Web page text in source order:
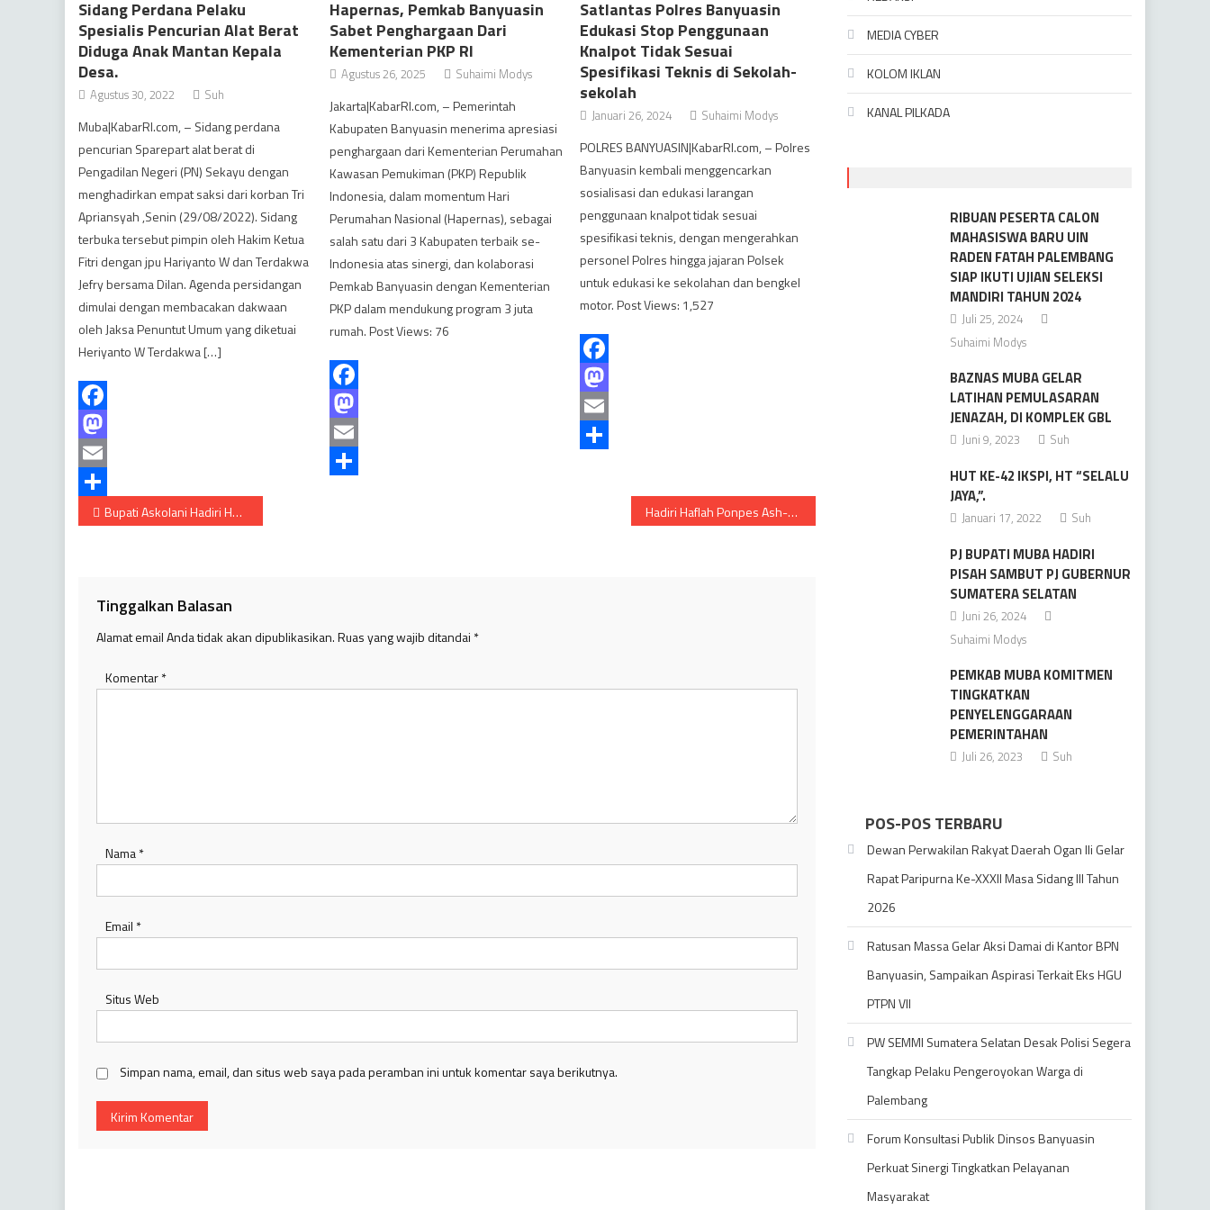
Sidang Perdana Pelaku
Spesialis Pencurian Alat Berat
Diduga Anak Mantan Kepala
Desa.
Agustus 30, 2022 Suh
Muba|KabarRI.com, – Sidang perdana
pencurian Sparepart alat berat di
Pengadilan Negeri (PN) Sekayu dengan
menghadirkan empat saksi dari korban Tri
Apriansyah ,Senin (29/08/2022). Sidang
terbuka tersebut pimpin oleh Hakim Ketua
Fitri dengan jpu Hariyanto W dan Terdakwa
Jefry bersama Dilan. Agenda persidangan
dimulai dengan membacakan dakwaan
oleh Jaksa Penuntut Umum yang diketuai
Heriyanto W Terdakwa […]
Facebook
Mastodon
Email
Share
Hapernas, Pemkab Banyuasin
Sabet Penghargaan Dari
Kementerian PKP RI
Agustus 26, 2025 Suhaimi Modys
Jakarta|KabarRI.com, – Pemerintah
Kabupaten Banyuasin menerima apresiasi
penghargaan dari Kementerian Perumahan
Kawasan Pemukiman (PKP) Republik
Indonesia, dalam momentum Hari
Perumahan Nasional (Hapernas), sebagai
salah satu dari 3 Kabupaten terbaik se-
Indonesia atas sinergi, dan kolaborasi
Pemkab Banyuasin dengan Kementerian
PKP dalam mendukung program 3 juta
rumah. Post Views: 76
Facebook
Mastodon
Email
Satlantas Polres Banyuasin
Edukasi Stop Penggunaan
Knalpot Tidak Sesuai
Spesifikasi Teknis di Sekolah-
sekolah
Januari 26, 2024 Suhaimi Modys
POLRES BANYUASIN|KabarRI.com, – Polres
Banyuasin kembali menggencarkan
sosialisasi dan edukasi larangan
penggunaan knalpot tidak sesuai
spesifikasi teknis, dengan mengerahkan
personel Polres hingga jajaran Polsek
untuk edukasi ke sekolahan dan bengkel
motor. Post Views: 1,527
Facebook
Mastodon
Email
Navigasi
Bupati Askolani Hadiri Haflah Akhirussanah Santri Pondok Pesantren Al-khoiriyah Hadiri Haflah Ponpes Ash-Shiddiqiyah ke 34, Camat Lawet Harap Santri Tingkatkan Jenjang Pendidikan
Tinggalkan Balasan
Alamat email Anda tidak akan dipublikasikan.Ruas yang wajib ditandai *
Komentar*
Nama*
Email *
Situs Web
Simpan nama, email, dan situs web saya pada peramban ini untuk komentar saya berikutnya.
MEDIA CYBER
KOLOM IKLAN
KANAL PILKADA
RIBUAN PESERTA CALON
MAHASISWA BARU UIN
RADEN FATAH PALEMBANG
SIAP IKUTI UJIAN SELEKSI
MANDIRI TAHUN 2024
Juli 25, 2024
Suhaimi Modys
BAZNAS MUBA GELAR
LATIHAN PEMULASARAN
JENAZAH, DI KOMPLEK GBL
Juni 9, 2023 Suh
HUT KE-42 IKSPI, HT “SELALU
JAYA,”.
Januari 17, 2022 Suh
PJ BUPATI MUBA HADIRI
PISAH SAMBUT PJ GUBERNUR
SUMATERA SELATAN
Juni 26, 2024
Suhaimi Modys
PEMKAB MUBA KOMITMEN
TINGKATKAN
PENYELENGGARAAN
PEMERINTAHAN
Juli 26, 2023 Suh
POS-POS TERBARU
Dewan Perwakilan Rakyat Daerah Ogan Ili Gelar
Rapat Paripurna Ke-XXXII Masa Sidang III Tahun
2026
Ratusan Massa Gelar Aksi Damai di Kantor BPN
Banyuasin, Sampaikan Aspirasi Terkait Eks HGU
PTPN VII
PW SEMMI Sumatera Selatan Desak Polisi Segera
Tangkap Pelaku Pengeroyokan Warga di
Palembang
Forum Konsultasi Publik Dinsos Banyuasin
Perkuat Sinergi Tingkatkan Pelayanan
Masyarakat